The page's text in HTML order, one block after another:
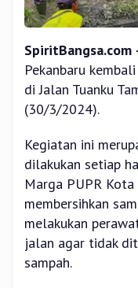
SpiritBangsa.com
Pekanbaru
di Jalan Tuanku
(30/3/2024).
Kegiatan ini
dilakukan setiap
Marga PUPR Kota
membersihkan
melakukan
jalan agar tidak
sampah.